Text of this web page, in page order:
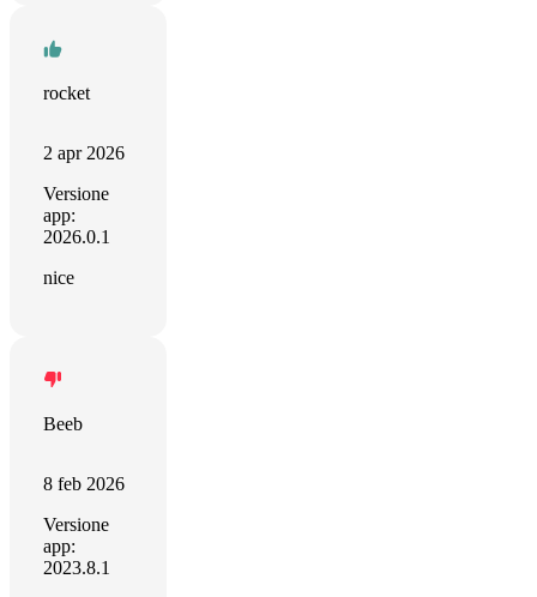
rocket
2 apr 2026
Versione
app:
2026.0.1
nice
Beeb
8 feb 2026
Versione
app:
2023.8.1